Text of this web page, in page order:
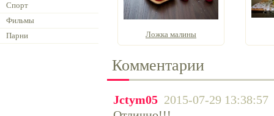
Спорт
Фильмы
Парни
Ложка малины
Комментарии
Jctym05 2015-07-29 13:38:57